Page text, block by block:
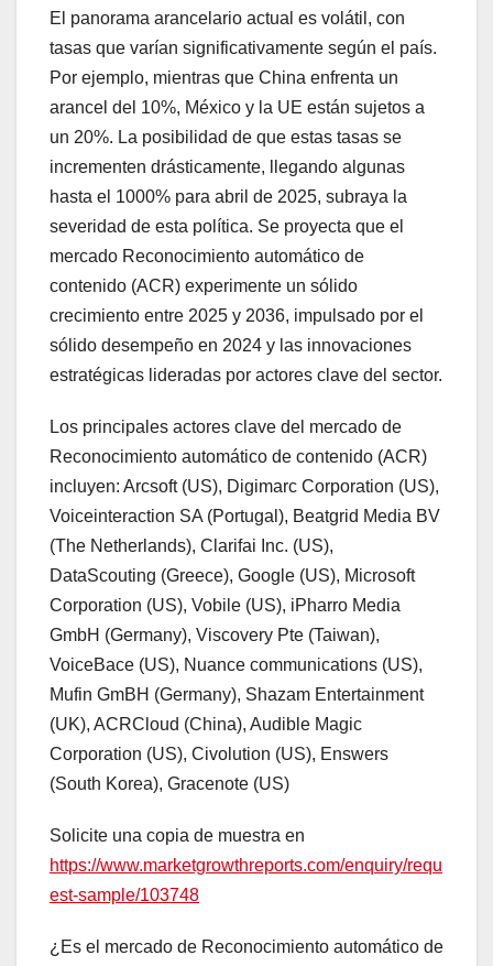
El panorama arancelario actual es volátil, con
tasas que varían significativamente según el país.
Por ejemplo, mientras que China enfrenta un
arancel del 10%, México y la UE están sujetos a
un 20%. La posibilidad de que estas tasas se
incrementen drásticamente, llegando algunas
hasta el 1000% para abril de 2025, subraya la
severidad de esta política. Se proyecta que el
mercado Reconocimiento automático de
contenido (ACR) experimente un sólido
crecimiento entre 2025 y 2036, impulsado por el
sólido desempeño en 2024 y las innovaciones
estratégicas lideradas por actores clave del sector.
Los principales actores clave del mercado de
Reconocimiento automático de contenido (ACR)
incluyen: Arcsoft (US), Digimarc Corporation (US),
Voiceinteraction SA (Portugal), Beatgrid Media BV
(The Netherlands), Clarifai Inc. (US),
DataScouting (Greece), Google (US), Microsoft
Corporation (US), Vobile (US), iPharro Media
GmbH (Germany), Viscovery Pte (Taiwan),
VoiceBace (US), Nuance communications (US),
Mufin GmBH (Germany), Shazam Entertainment
(UK), ACRCloud (China), Audible Magic
Corporation (US), Civolution (US), Enswers
(South Korea), Gracenote (US)
Solicite una copia de muestra en
https://www.marketgrowthreports.com/enquiry/requ
est-sample/103748
¿Es el mercado de Reconocimiento automático de